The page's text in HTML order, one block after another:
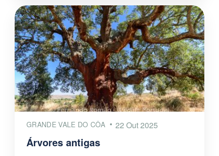
GRANDE VALE DO CÔA 22 Out 2025
Árvores antigas